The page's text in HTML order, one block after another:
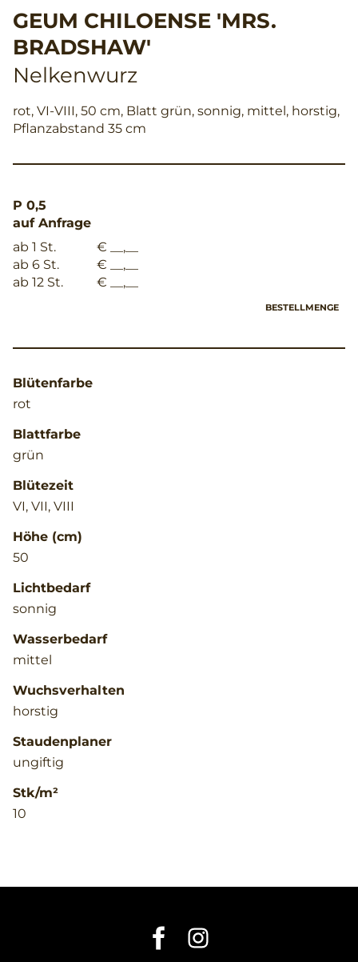
GEUM CHILOENSE 'MRS.
BRADSHAW'
Nelkenwurz
rot, VI-VIII, 50 cm, Blatt grün, sonnig, mittel, horstig,
Pflanzabstand 35 cm
P 0,5
auf Anfrage
ab 1 St.
€ __,__
ab 6 St.
€ __,__
ab 12 St.
€ __,__
BESTELLMENGE
Blütenfarbe
rot
Blattfarbe
grün
Blütezeit
VI, VII, VIII
Höhe (cm)
50
Lichtbedarf
sonnig
Wasserbedarf
mittel
Wuchsverhalten
horstig
Staudenplaner
ungiftig
Stk/m²
10